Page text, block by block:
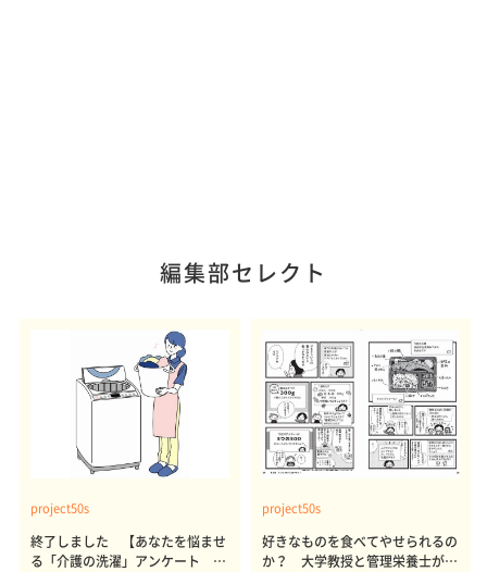
編集部セレクト
project50s
終了しました 【あなたを悩ませ
る「介護の洗濯」アンケート 体
project50s
好きなものを食べてやせられるの
か？ 大学教授と管理栄養士が出